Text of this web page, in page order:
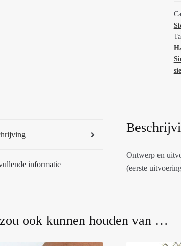
en
El
informatie
Ontwerp en
(eerste
ook kunnen houden van …